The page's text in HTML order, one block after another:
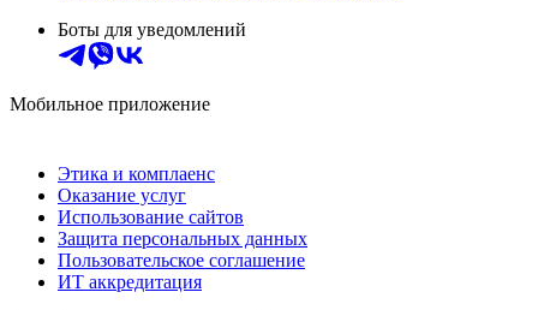
Боты для уведомлений
Мобильное приложение
Этика и комплаенс
Оказание услуг
Использование сайтов
Защита персональных данных
Пользовательское соглашение
ИТ аккредитация